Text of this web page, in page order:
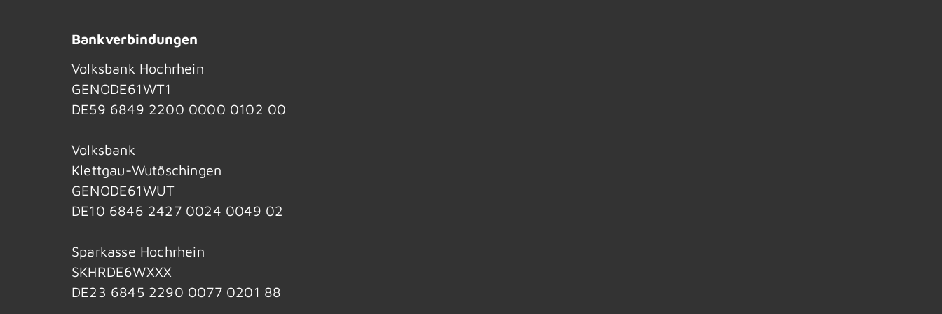
Bankverbindungen
Volksbank Hochrhein
GENODE61WT1
DE59 6849 2200 0000 0102 00
Volksbank
Klettgau-Wutöschingen
GENODE61WUT
DE10 6846 2427 0024 0049 02
Sparkasse Hochrhein
SKHRDE6WXXX
DE23 6845 2290 0077 0201 88